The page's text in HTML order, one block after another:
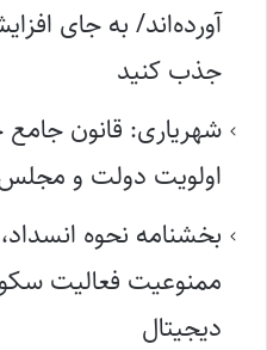
آورده‌اند/ به جای
جذب کنید
شهریاری: قانون جامع
اولویت دولت و مجلس
بخشنامه نحوه
ممنوعیت فعالیت
دیجیتال